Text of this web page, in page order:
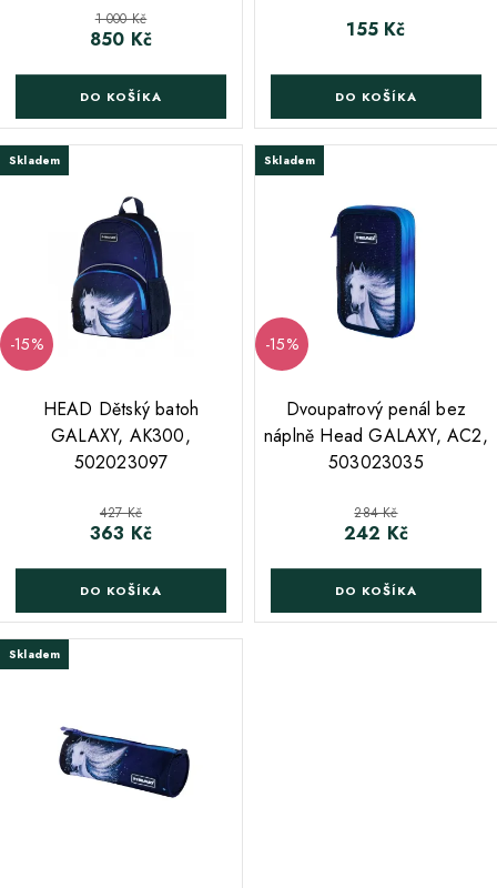
Běžná cena
1 000 Kč
Cena
850 Kč
DO KOŠÍKA
Cena
155 Kč
DO KOŠÍKA
-15%
Skladem
HEAD Dětský batoh
GALAXY, AK300,
502023097
Běžná cena
427 Kč
Cena
363 Kč
DO KOŠÍKA
-15%
Skladem
Dvoupatrový penál bez
náplně Head GALAXY, AC2,
503023035
Běžná cena
284 Kč
Cena
242 Kč
DO KOŠÍKA
Skladem